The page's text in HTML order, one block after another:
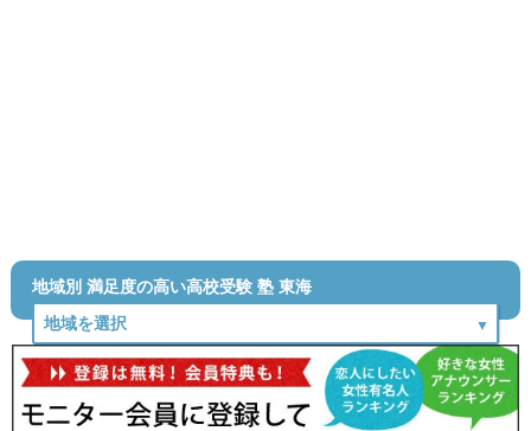
地域別 満足度の高い高校受験 塾 東海